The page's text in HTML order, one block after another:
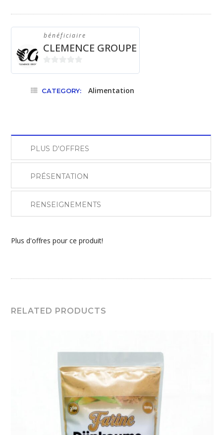
quantity
bénéficiaire
CLEMENCE GROUPE
5
CATEGORY: Alimentation
PLUS D'OFFRES
PRÉSENTATION
RENSEIGNEMENTS
Plus d'offres pour ce produit!
RELATED PRODUCTS